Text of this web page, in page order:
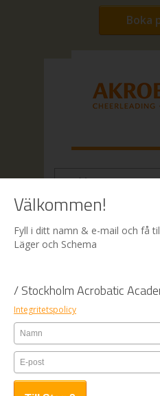
Boka
Boka
1. Fyll i
3. All kursinfo
mailadress
Välkommen!
Fyll i ditt namn & e-mail och få
Läger och Schema
/ Stockholm Acrobatic
Integritetspolicy